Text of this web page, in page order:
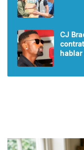
CJ
hablar